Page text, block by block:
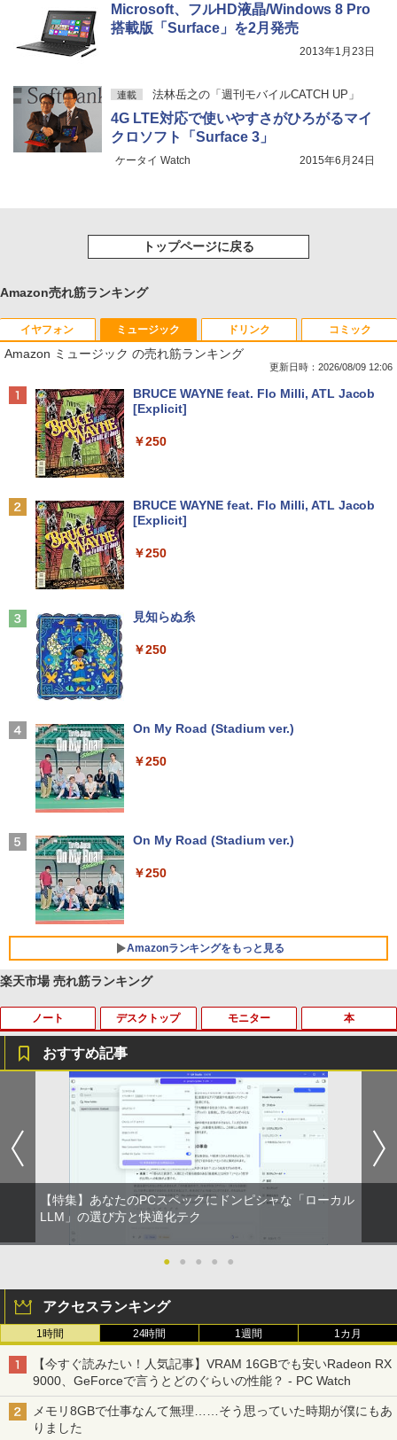
Microsoft、フルHD液晶/Windows 8 Pro
搭載版「Surface」を2月発売
2013年1月23日
連載 法林岳之の「週刊モバイルCATCH UP」
4G LTE対応で使いやすさがひろがるマイ
クロソフト「Surface 3」
ケータイ Watch 2015年6月24日
トップページに戻る
Amazon売れ筋ランキング
イヤフォン
Anker Soundcore P40i オフホワイト
Anker Soundcore P31i ブラック
Anker Soundcore Liberty 5 ミッドナイトブ
【2026年アップグレード版】AOKIMI ワイヤ
軽量 ブルートゥースHi-Fi 最大36時間再生 ぶ
￥1,964
リング ANC 36時間再生
￥3,480
ミュージック
Amazon ミュージック の売れ筋ランキング
更新日時：2026/08/09 12:06
BRUCE WAYNE feat. Flo Milli, ATL Jacob
[Explicit]
￥250
BRUCE WAYNE feat. Flo Milli, ATL Jacob
[Explicit]
￥250
見知らぬ糸
￥250
On My Road (Stadium ver.)
￥250
On My Road (Stadium ver.)
￥250
Amazonランキングをもっと見る
ドリンク
【Amazon.co.jp限定】 い・ろ・は・す 2L P
ET ラベルレス ×8本
￥1,112
by Amazon 天然水 ラベルレス 500ml ×24本
富士山の天然水 バナジウム含有 水 ミネラル
ウォーター ペットボトル 静岡県産 500ミリリ
ットル (Smart Basic)
￥1,380
by Amazon 天然水ラベルレス 2L×9本
￥1,117
by Amazon 炭酸水 ラベルレス 500ml ×24本
強炭酸水 ペットボトル 500ミリリットル (Sm
art Basic)
コミック
薬屋のひとりごと 17巻 (デジタル版ビッグガ
ンガンコミックス)
￥770
異世界居酒屋「のぶ」(22) (角川コミックス・
エース)
￥832
ONE PIECE モノクロ版 115 (ジャンプコミッ
クスDIGITAL)
￥594
HUNTER×HUNTER モノクロ版 39 (ジャンプ
コミックスDIGITAL)
￥572
楽天市場 売れ筋ランキング
ノート
【今だけ】全品ポイント10倍 お買い物マ
ラソン★8/4～8/11★中古パソコン ノー
トPC Lenovo ThinkPad E590 Core i3 8
145U メモリ8GB / 16GB / 32GB SSD M.
2 PCIe256GB / 512GB / 1TB Windows1
1 Pro 64bit【送料無料】【1年保証】
￥15,800
【マラソンセール期間中ポイント5倍】
Core i5 富士通 LIFEBOOK A579/B メモ
リ8GB HDD500GB 15.6インチ HDMI テ
ンキー DVD-ROM 初期設定済 すぐ使え
る 7日保証 送料無料 2営業日以内に発送
￥17,980
デスクトップ
「3500U/4300Uより速い」 NiPoGi ミニ
pc Ryzen Embedded R2544初登場 8G
B+256GB 4TB拡張可 mini pc Windows
11 Pro 動作より高速 4K×3画面出力 ミニ
パソコン HDMI2.0+DP1.4 静音性 小型pc
豊富な端子Type-C USB3.2 有線LAN WI
FI5/BT4.2 省電力 オフィス/学習向け P2
￥33,800
3070 Micro 第9世代 Core i5 Windows1
1 Pro メモリ 8GB/16GB SSD 256GB/51
2GB USB無線LANアダプター付属 HDMI
DisplayPort WPS Office付き デスクト
コンパクト デスクトップPC
￥35,000
モニター
【中古良品】【安心保証】Princeton 21.
5型ワイドカラー液晶ディスプレイ PTF
WDE-22W / PTFBDE-22W ブラック/ ホ
ワイト色 スピーカー搭載 プリンストン
￥4,050
ター 14インチ フルHD IPSパネル 非光沢
タッチ式/非タッチ式選択可能 Type-C対
サブディスプレイ デュアルモニター テレ
ワーク ミニPC対応 EVICIV
￥11,999
3
【期間限定5%OFFクーポン 8/12 10時ま
で】 モニター 27インチ 100Hz FHD VA
本
ちいかわ なんか小さくてかわいいやつ
（7）なんか飛び出ていろいろ貼れるフォ
トアルバム付き特装版 （講談社キャラク
ターズA） [ ナガノ ]
￥3,630
イティブ英語書き写し [ ブレット・リン
ゼイ ]
￥1,980
楽譜 【取寄品】UN275 輸入 フラッシン
グ・ウィンズ【メール便不可商品】【沖
縄・離島以外送料無料】
￥30,030
おすすめ記事
【特集】あなたのPCスペックにドンピシャな「ローカル
LLM」の選び方と快適化テク
● ● ● ● ●
アクセスランキング
1時間 24時間 1週間 1カ月
【今すぐ読みたい！人気記事】VRAM 16GBでも安いRadeon RX
9000、GeForceで言うとどのぐらいの性能？ - PC Watch
メモリ8GBで仕事なんて無理……そう思っていた時期が僕にもあ
りました